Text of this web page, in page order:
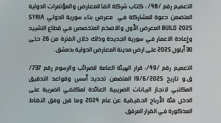
التعميم رقم /48/ : كتاب شركة الفا للمعارض والمؤتمرات الدولية
المتضمن دعوة للمشاركة في معرض بناء سورية الدولي SYRIA
BUILD 2025 المعرض الأول والاضخم المتخصص في قطاع التشييد
وإعادة الاعمار في سورية الجديدة وذلك خلال الفترة من 26 حتى
30 أيلول 2025 على ارض مدينة المعارض الدولية بدمشق.
التعميم رقم /49/: قرار الهيئة العامة للضرائب والرسوم رقم 737/
ق.و تاريخ 19/6/2025 المتضمن تحديد أسس وقواعد التدقيق
المكتبي لانجاز البيانات الضريبية العائدة لمكلفي الضريبة على
الدخل فئة الأرباح الحقيقية عن عام 2024 وما قبل وفق النقاط
المذكورة في القرار المرفق.